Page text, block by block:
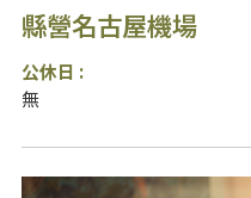
縣營名古屋機場
公休日 :
無